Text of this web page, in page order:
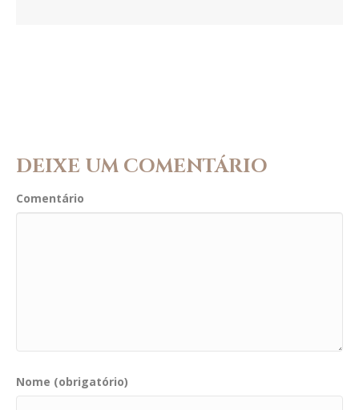
DEIXE UM COMENTÁRIO
Comentário
Nome (obrigatório)